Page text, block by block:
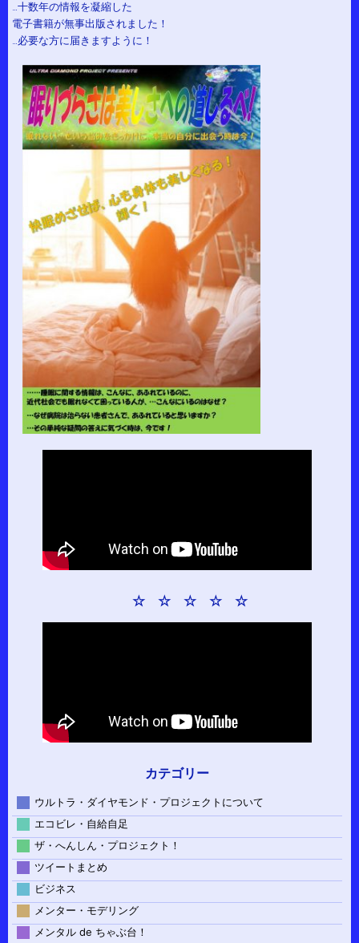
…十数年の情報を凝縮した
電子書籍が無事出版されました！
…必要な方に届きますように！
☆ ☆ ☆ ☆ ☆
カテゴリー
ウルトラ・ダイヤモンド・プロジェクトについて
エコビレ・自給自足
ザ・へんしん・プロジェクト！
ツイートまとめ
ビジネス
メンター・モデリング
メンタル de ちゃぶ台！